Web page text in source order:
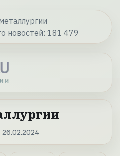
новостей: 181 479